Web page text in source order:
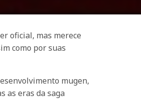
oficial, mas merece
como por suas
mugen,
as eras da saga